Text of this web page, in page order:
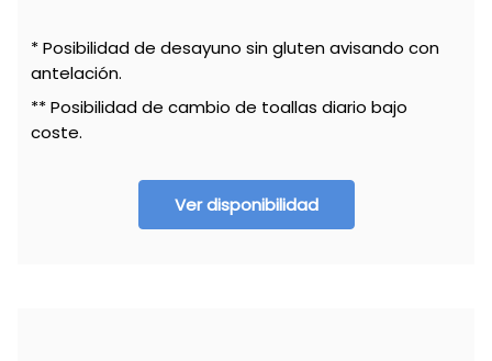
* Posibilidad de desayuno sin gluten avisando con
antelación.
** Posibilidad de cambio de toallas diario bajo
coste.
Ver disponibilidad